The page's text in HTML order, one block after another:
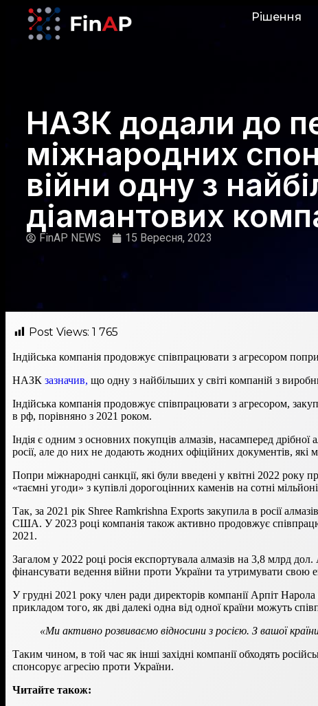
Рішення
НАЗК додали до
міжнародних
війни одну з
діамантових
FinAP NEWS 15 Вересня, 2023
Post Views: 1 765
Індійська компанія продовжує співпрацювати з агресором попри
НАЗК зазначив, що одну з найбільших у світі компаній з
Індійська компанія продовжує співпрацювати з агресором,
в рф, порівняно з 2021 роком.
Індія є одним з основних покупців алмазів, насамперед дрібної
росії, але до них не додають жодних офіційних документів, які
Попри міжнародні санкції, які були введені у квітні 2022
«таємні угоди» з купівлі дорогоцінних каменів на сотні
Так, за 2021 рік Shree Ramkrishna Exports закупила в росії
США. У 2023 році компанія також активно продовжує
2021.
Загалом у 2022 році росія експортувала алмазів на 3,8 млрд
фінансувати ведення війни проти України та утримувати свою
У грудні 2021 року член ради директорів компанії Арпіт
прикладом того, як дві далекі одна від одної країни можуть
«Ми активно розвиваємо відносини з росією. З вашої
Таким чином, в той час як інші західні компанії обходять
спонсорує агресію проти України.
Читайте також: